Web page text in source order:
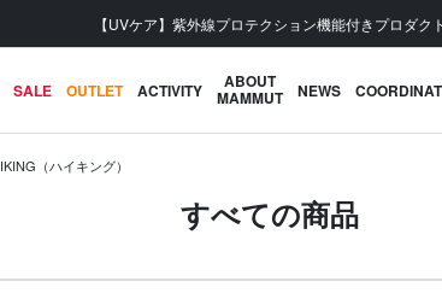
会員登録で【5,500円 (税込) 以上 送料無料】
SALE OUTLET ACTIVITY ABOUT
MAMMUT NEWS
（ハイキング）
すべての商品